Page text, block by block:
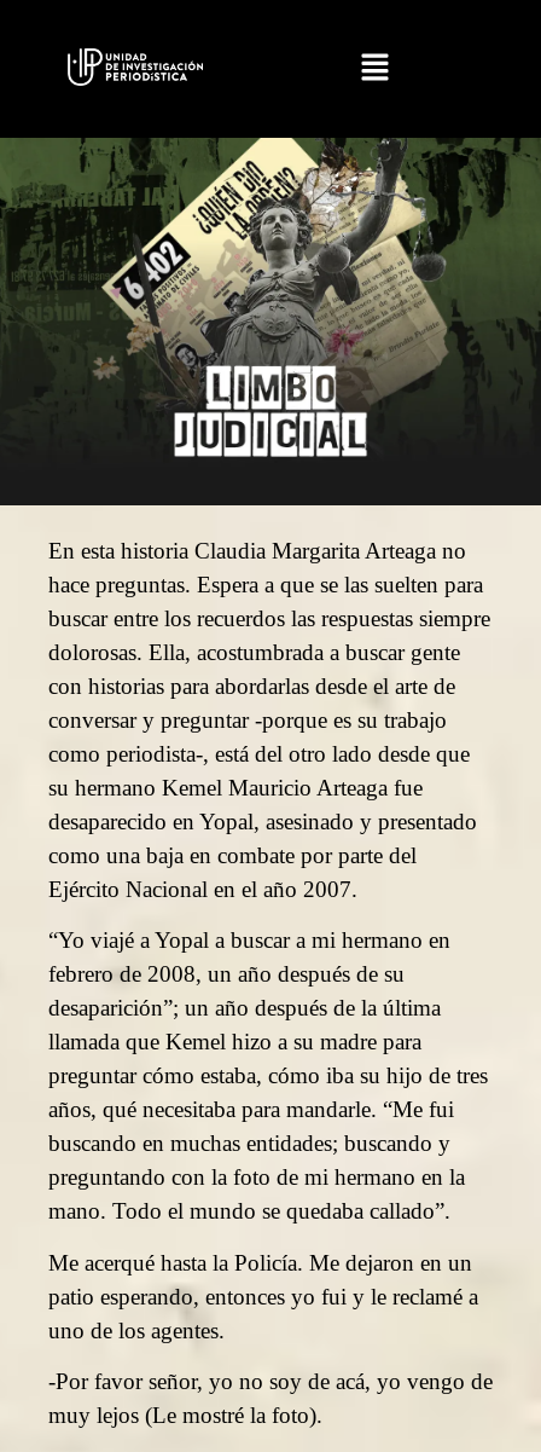
En esta historia Claudia Margarita Arteaga no
hace preguntas. Espera a que se las suelten para
buscar entre los recuerdos las respuestas siempre
dolorosas. Ella, acostumbrada a buscar gente
con historias para abordarlas desde el arte de
conversar y preguntar -porque es su trabajo
como periodista-, está del otro lado desde que
su hermano Kemel Mauricio Arteaga fue
desaparecido en Yopal, asesinado y presentado
como una baja en combate por parte del
Ejército Nacional en el año 2007.
“Yo viajé a Yopal a buscar a mi hermano en
febrero de 2008, un año después de su
desaparición”; un año después de la última
llamada que Kemel hizo a su madre para
preguntar cómo estaba, cómo iba su hijo de tres
años, qué necesitaba para mandarle. “Me fui
buscando en muchas entidades; buscando y
preguntando con la foto de mi hermano en la
mano. Todo el mundo se quedaba callado”.
Me acerqué hasta la Policía. Me dejaron en un
patio esperando, entonces yo fui y le reclamé a
uno de los agentes.
-Por favor señor, yo no soy de acá, yo vengo de
muy lejos (Le mostré la foto).